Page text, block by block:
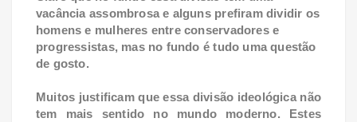
vacância assombrosa e alguns prefiram dividir os
homens e mulheres entre conservadores e
progressistas, mas no fundo é tudo uma questão
de gosto.
Muitos justificam que essa divisão ideológica não
tem mais sentido no mundo moderno. Estes